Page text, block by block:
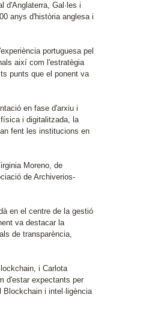
d'Anglaterra, Gal·les i
anys d'història anglesa i
portuguesa pel
així com l'estratègia
punts que el ponent va
en fase d'arxiu i
i digitalitzada, la
fent les institucions en
Moreno, de
de Archiverios-
en el centre de la gestió
va destacar la
de transparència,
i Carlota
d'estar expectants per
i intel·ligència